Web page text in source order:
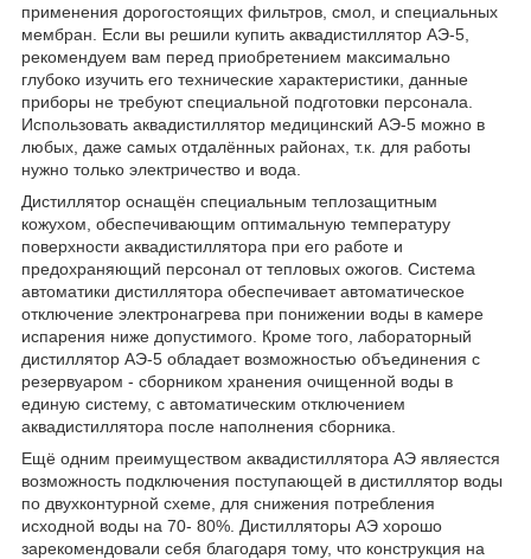
применения дорогостоящих фильтров, смол, и специальных
мембран. Если вы решили купить аквадистиллятор АЭ-5,
рекомендуем вам перед приобретением максимально
глубоко изучить его технические характеристики, данные
приборы не требуют специальной подготовки персонала.
Использовать аквадистиллятор медицинский АЭ-5 можно в
любых, даже самых отдалённых районах, т.к. для работы
нужно только электричество и вода.
Дистиллятор оснащён специальным теплозащитным
кожухом, обеспечивающим оптимальную температуру
поверхности аквадистиллятора при его работе и
предохраняющий персонал от тепловых ожогов. Система
автоматики дистиллятора обеспечивает автоматическое
отключение электронагрева при понижении воды в камере
испарения ниже допустимого. Кроме того, лабораторный
дистиллятор АЭ-5 обладает возможностью объединения с
резервуаром - сборником хранения очищенной воды в
единую систему, с автоматическим отключением
аквадистиллятора после наполнения сборника.
Ещё одним преимуществом аквадистиллятора АЭ являестся
возможность подключения поступающей в дистиллятор воды
по двухконтурной схеме, для снижения потребления
исходной воды на 70- 80%. Дистилляторы АЭ хорошо
зарекомендовали себя благодаря тому, что конструкция на